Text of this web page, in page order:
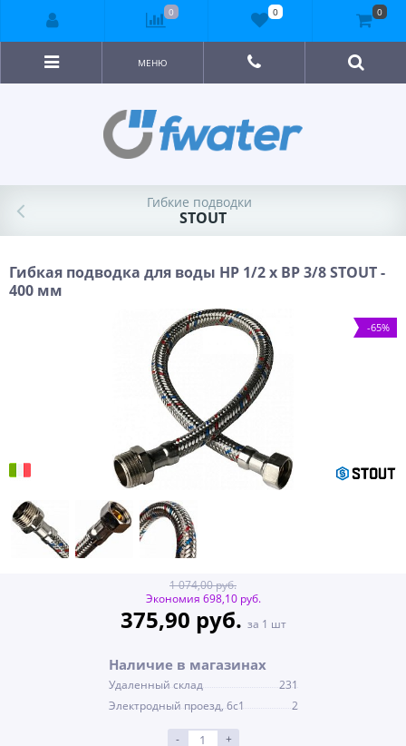
МЕНЮ
Гибкие подводки
STOUT
Гибкая подводка для воды НР 1/2 х ВР 3/8 STOUT -
400 мм
-65%
1 074,00 руб.
Экономия 698,10 руб.
375,90 руб. за 1 шт
Наличие в магазинах
Удаленный склад
231
Электродный проезд, 6с1
2
- +
0 0 0